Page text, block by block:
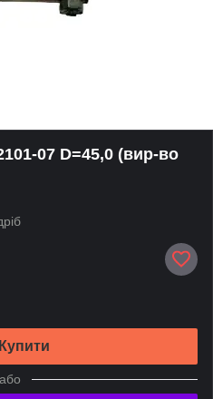
07 D=45,0 (вир-во
Купити
або